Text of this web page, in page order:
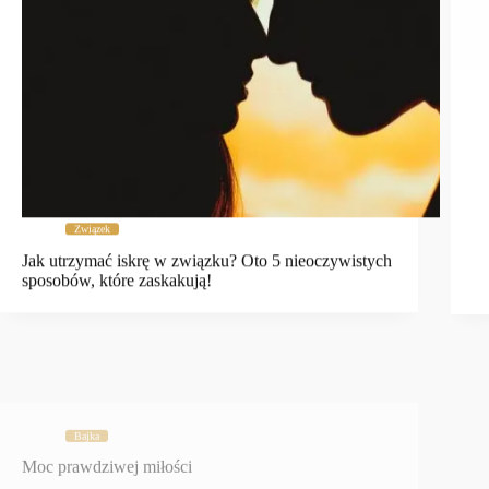
Związek
Jak utrzymać iskrę w związku? Oto 5 nieoczywistych
sposobów, które zaskakują!